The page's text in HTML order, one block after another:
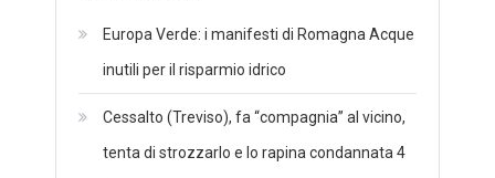
Europa Verde: i manifesti di Romagna Acque
inutili per il risparmio idrico
Cessalto (Treviso), fa “compagnia” al vicino,
tenta di strozzarlo e lo rapina condannata 4